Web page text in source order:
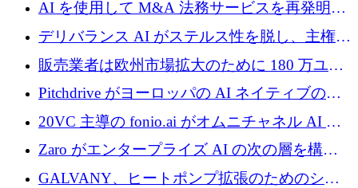
AI を使用して M&A 法務サービスを再発明す
るために 110 万ユーロを適切に確保
デリバランス AI がステルス性を脱し、主権の
あるエンタープライズ AI を強化
販売業者は欧州市場拡大のために 180 万ユー
ロを確保
Pitchdrive がヨーロッパの AI ネイティブの創
業者を支援するために 6,000 万ユーロを調達
20VC 主導の fonio.ai がオムニチャネル AI プ
ラットフォームのために 1,700 万ドルを調達
Zaro がエンタープライズ AI の次の層を構築
するために 510 万ドルを獲得
GALVANY、ヒートポンプ拡張のためのシー